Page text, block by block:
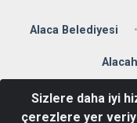
Alaca Belediyesi
Denizhan Mahallesi
Sizlere daha iyi
çerezlere yer